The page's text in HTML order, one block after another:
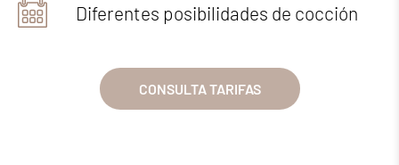
Diferentes posibilidades de cocción
CONSULTA TARIFAS